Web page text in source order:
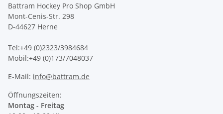
Battram Hockey Pro Shop GmbH
Mont-Cenis-Str. 298
D-44627 Herne
Tel:+49 (0)2323/3984684
Mobil:+49 (0)173/7048037
E-Mail: info@battram.de
Öffnungszeiten:
Montag - Freitag